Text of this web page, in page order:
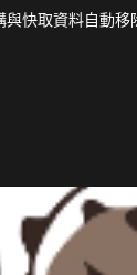
與快取資料自動
國內某SOC疑